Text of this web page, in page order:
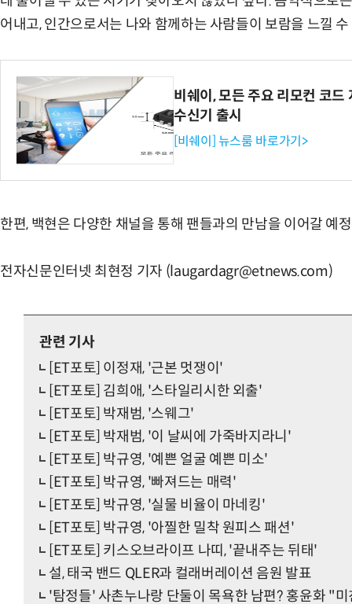
어내고, 인간으로서는 나와 함께하는 사람들이 보람을 느낄
비쉐이, 모든 주요 리모컨 코
수신기 출시
[비쉐이] 뉴스룸 바로가기>
한편, 백현은 다양한 채널을 통해 팬들과의 만남을 이어갈 예
전자신문인터넷 최현정 기자 (laugardagr@etnews.com)
관련 기사
[ET포토] 이정재, '근본 멋쟁이'
[ET포토] 김희애, '스타일리시한 외출'
[ET포토] 박재범, '스웨그'
[ET포토] 박재범, '이 날씨에 가죽바지라니'
[ET포토] 박규영, '예쁜 얼굴 예쁜 미소'
[ET포토] 박규영, '빠져드는 매력'
[ET포토] 박규영, '실물 비율이 마네킹'
[ET포토] 박규영, '아찔한 밀착 원피스 패션'
[ET포토] 키스오브라이프 나띠, '끝내주는 뒤태'
설, 태국 밴드 QLER과 컬래버레이션 음원 발표
'탐정들' 사촌누나랑 단둘이 목욕한 남편? 홍윤화 "